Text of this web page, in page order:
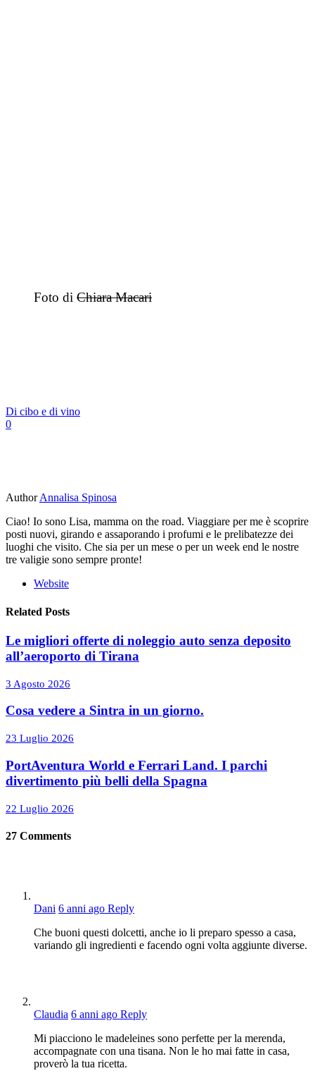
Foto di Chiara Macari
Di cibo e di vino
0
AuthorAnnalisa Spinosa
Ciao! Io sono Lisa, mamma on the road. Viaggiare per me è scoprire
posti nuovi, girando e assaporando i profumi e le prelibatezze dei
luoghi che visito. Che sia per un mese o per un week end le nostre
tre valigie sono sempre pronte!
Website
Related Posts
Le migliori offerte di noleggio auto senza deposito
all’aeroporto di Tirana
3 Agosto 2026
Cosa vedere a Sintra in un giorno.
23 Luglio 2026
PortAventura World e Ferrari Land. I parchi
divertimento più belli della Spagna
22 Luglio 2026
27 Comments
Dani 6 anni ago Reply
Che buoni questi dolcetti, anche io li preparo spesso a casa,
variando gli ingredienti e facendo ogni volta aggiunte diverse.
Claudia 6 anni ago Reply
Mi piacciono le madeleines sono perfette per la merenda,
accompagnate con una tisana. Non le ho mai fatte in casa,
proverò la tua ricetta.